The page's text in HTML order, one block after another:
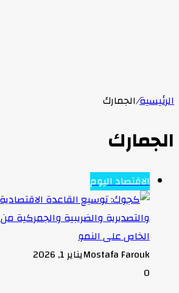
الرئيسية/الجمارك
الجمارك
الاقتصاد اليوم
Mostafa Faroukيناير 1, 2026
0